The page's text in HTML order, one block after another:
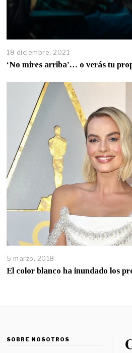
18 diciembre, 2021
‘No mires arriba’… o verás tu
5 marzo, 2018
El color blanco ha inundado los
SOBRE NOSOTROS